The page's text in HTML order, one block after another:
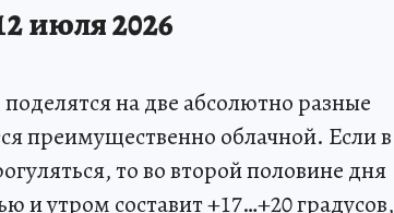
июля 2026
на две абсолютно разные
преимущественно облачной. Если в
то во второй половине дня
и утром составит +17…+20 градусов,